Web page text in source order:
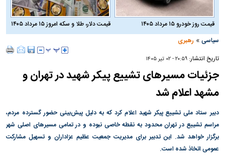
قیمت روز خودرو ۱۵ مرداد ۱۴۰۵
قیمت دلار، طلا و سکه امروز ۱۵ مرداد ۱۴۰۵
سیاسی » رهبری
تاریخ انتشار:۲۰:۵۹ - ۰۲ تير ۱۴۰۵
جزئیات مسیرهای تشییع پیکر شهید در تهران و
مشهد اعلام شد
دبیر ستاد ملی تشییع پیکر شهید اعلام کرد که به دلیل پیش‌بینی حضور گسترده مردم،
مراسم تشییع در تهران محدود به نقطه خاصی نبوده و در تمامی مسیرهای اصلی شهر
برگزار خواهد شد. این تدبیر برای مدیریت جمعیت عظیم عزاداران و تسهیل مشارکت
عمومی اتخاذ شده است.